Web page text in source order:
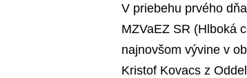
V priebehu prvého
MZVaEZ SR (Hlboká
najnovšom vývine v
Kristof Kovacs z